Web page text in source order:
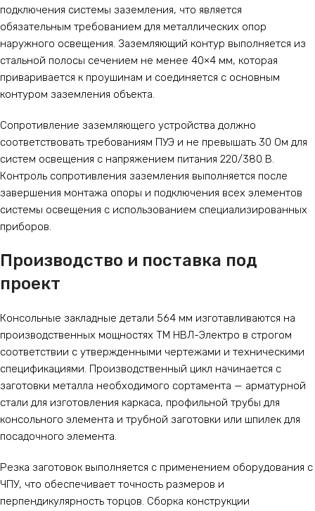
подключения системы заземления, что является
обязательным требованием для металлических опор
наружного освещения. Заземляющий контур выполняется из
стальной полосы сечением не менее 40×4 мм, которая
приваривается к проушинам и соединяется с основным
контуром заземления объекта.
Сопротивление заземляющего устройства должно
соответствовать требованиям ПУЭ и не превышать 30 Ом для
систем освещения с напряжением питания 220/380 В.
Контроль сопротивления заземления выполняется после
завершения монтажа опоры и подключения всех элементов
системы освещения с использованием специализированных
приборов.
Производство и поставка под
проект
Консольные закладные детали 564 мм изготавливаются на
производственных мощностях ТМ НВЛ-Электро в строгом
соответствии с утвержденными чертежами и техническими
спецификациями. Производственный цикл начинается с
заготовки металла необходимого сортамента — арматурной
стали для изготовления каркаса, профильной трубы для
консольного элемента и трубной заготовки или шпилек для
посадочного элемента.
Резка заготовок выполняется с применением оборудования с
ЧПУ, что обеспечивает точность размеров и
перпендикулярность торцов. Сборка конструкции